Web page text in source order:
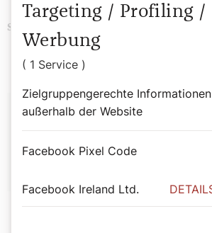
Schlagwörter
Autor:
Targeting / Profiling /
Werbung
( 1 Service )
Zielgruppengerechte Informationen
außerhalb der Website
Facebook Pixel Code
Facebook Ireland Ltd.